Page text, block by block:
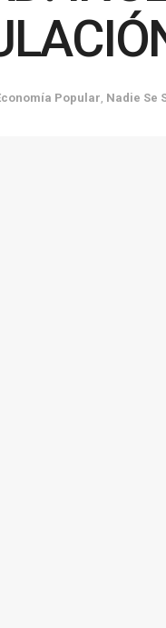
Popular, Nadie Se